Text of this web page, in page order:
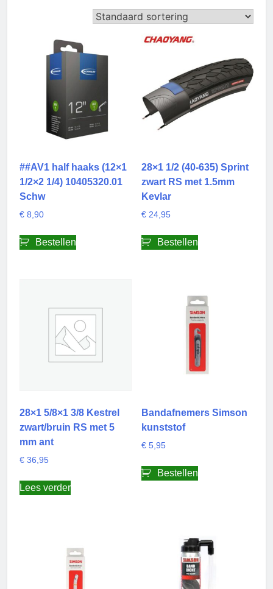
##AV1 half haaks (12×1
1/2×2 1/4) 10405320.01
Schw
€ 8,90
Bestellen
28×1 1/2 (40-635) Sprint
zwart RS met 1.5mm
Kevlar
€24,95
Bestellen
28×1 5/8×1 3/8 Kestrel
zwart/bruin RS met 5
mm ant
€ 36,95
Lees verder
Bandafnemers Simson
kunststof
€5,95
Bestellen